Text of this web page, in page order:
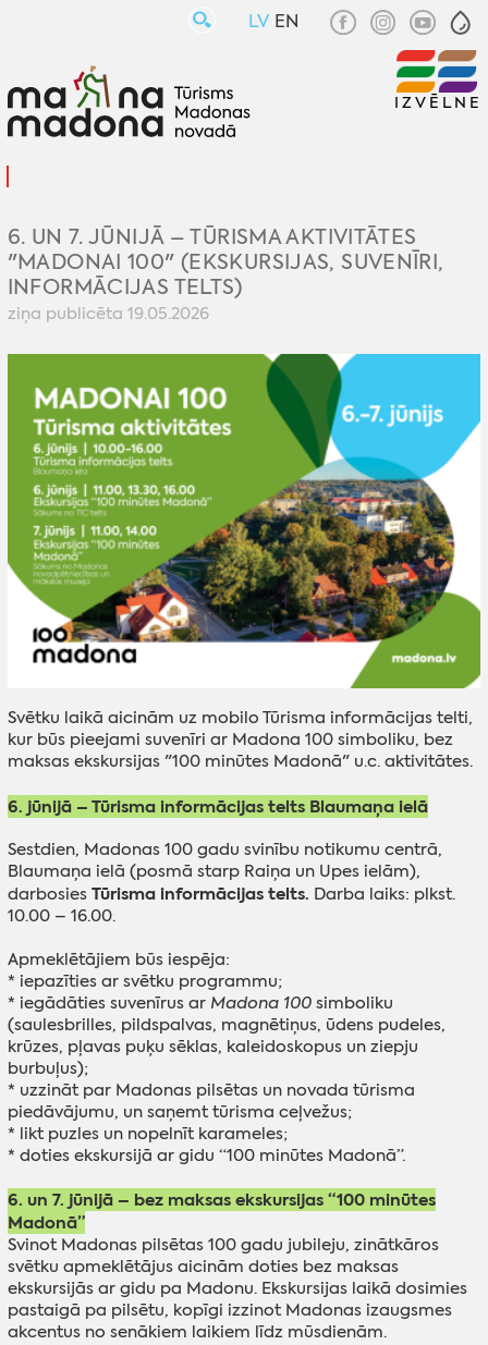
LV EN
IZVĒLNE
6. UN 7. JŪNIJĀ – TŪRISMA AKTIVITĀTES
"MADONAI 100" (EKSKURSIJAS, SUVENĪRI,
INFORMĀCIJAS TELTS)
ziņa publicēta 19.05.2026
Svētku laikā aicinām uz mobilo Tūrisma informācijas telti,
kur būs pieejami suvenīri ar Madona 100 simboliku, bez
maksas ekskursijas "100 minūtes Madonā" u.c. aktivitātes.
6. jūnijā – Tūrisma informācijas telts Blaumaņa ielā
Sestdien, Madonas 100 gadu svinību notikumu centrā,
Blaumaņa ielā (posmā starp Raiņa un Upes ielām),
darbosies Tūrisma informācijas telts. Darba laiks: plkst.
10.00 – 16.00.
Apmeklētājiem būs iespēja:
* iepazīties ar svētku programmu;
* iegādāties suvenīrus ar Madona 100simboliku
(saulesbrilles, pildspalvas, magnētiņus, ūdens pudeles,
krūzes, pļavas puķu sēklas, kaleidoskopus un ziepju
burbuļus);
* uzzināt par Madonas pilsētas un novada tūrisma
piedāvājumu, un saņemt tūrisma ceļvežus;
* likt puzles un nopelnīt karameles;
* doties ekskursijā ar gidu “100 minūtes Madonā”.
6. un 7. jūnijā – bez maksas ekskursijas “100 minūtes
Madonā”
Svinot Madonas pilsētas 100 gadu jubileju, zinātkāros
svētku apmeklētājus aicinām doties bez maksas
ekskursijās ar gidu pa Madonu. Ekskursijas laikā dosimies
pastaigā pa pilsētu, kopīgi izzinot Madonas izaugsmes
akcentus no senākiem laikiem līdz mūsdienām.